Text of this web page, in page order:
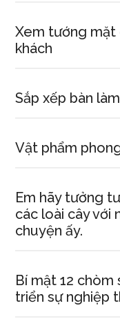
Xem tướng mặt
khách
Sắp xếp bàn
Vật phẩm
Em hãy tưởng
các loài cây với
chuyện ấy.
Bí mật 12
triển sự nghiệp